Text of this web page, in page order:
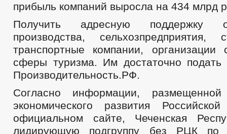
прибыль компаний выросла на 434 млрд
Получить адресную поддержку
производства, сельхозпредприятия,
транспортные компании,
сферы туризма. Им достаточно подать
Производительность.РФ.
Согласно информации, размещенной
экономического развития
официальном сайте, Чеченская
лидирующую подгруппу без РЦК по